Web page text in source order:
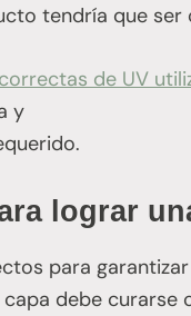
tendría que
de UV
y
lograr
para
debe curarse